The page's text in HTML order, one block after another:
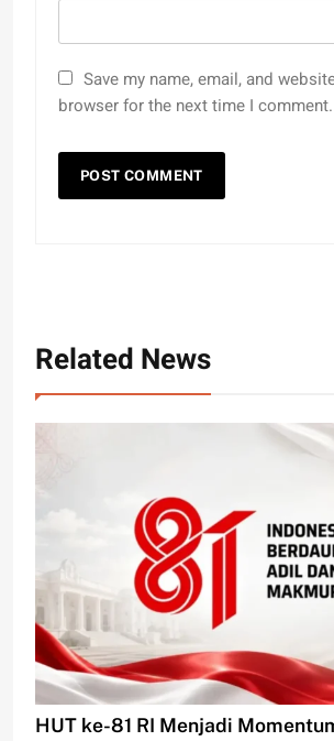
Save my name, email, and
browser for the next time I comment.
Related News
HUT ke-81 RI Menjadi